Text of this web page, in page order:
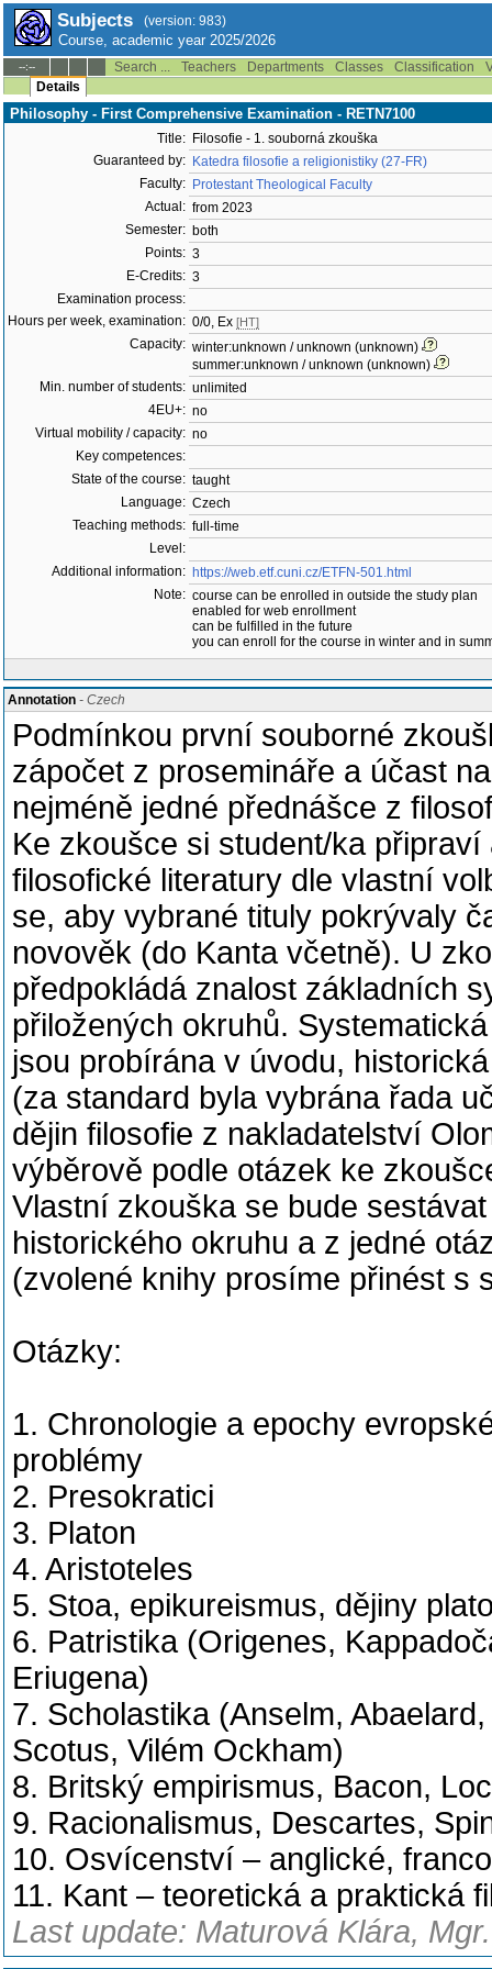
Subjects (version: 983)
Course, academic year 2025/2026
--:-- Search ... Teachers Departments Classes Classification
Details
Philosophy - First Comprehensive Examination - RETN7100
Title: Filosofie - 1. souborná zkouška
Guaranteed by: Katedra filosofie a religionistiky (27-FR)
Faculty: Protestant Theological Faculty
Actual: from 2023
Semester: both
Points: 3
E-Credits: 3
Examination process:
Hours per week, examination: 0/0, Ex [HT]
Capacity: winter:unknown / unknown (unknown)
summer:unknown / unknown (unknown)
Min. number of students: unlimited
4EU+: no
Virtual mobility / capacity: no
Key competences:
State of the course: taught
Language: Czech
Teaching methods: full-time
Level:
Additional information: https://web.etf.cuni.cz/ETFN-501.html
Note: course can be enrolled in outside the study plan
enabled for web enrollment
can be fulfilled in the future
you can enroll for the course in winter and in
Annotation - Czech
Podmínkou první souborné
zápočet z prosemináře a účast na
nejméně jedné přednášce z
Ke zkoušce si student/ka
filosofické literatury dle vlastní
se, aby vybrané tituly pokrývaly
novověk (do Kanta včetně). U
předpokládá znalost základních
přiložených okruhů.
jsou probírána v úvodu,
(za standard byla vybrána řada
dějin filosofie z nakladatelství
výběrově podle otázek ke
Vlastní zkouška se bude
historického okruhu a z jedné
(zvolené knihy prosíme přinést s
Otázky:
1. Chronologie a epochy
problémy
2. Presokratici
3. Platon
4. Aristoteles
5. Stoa, epikureismus, dějiny
6. Patristika (Origenes,
Eriugena)
7. Scholastika (Anselm,
Scotus, Vilém Ockham)
8. Britský empirismus, Bacon,
9. Racionalismus, Descartes,
10. Osvícenství – anglické,
11. Kant – teoretická a praktická
Last update: Maturová Klára,